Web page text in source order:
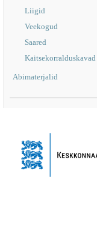
Liigid
Veekogud
Saared
Kaitsekorralduskavad
Abimaterjalid